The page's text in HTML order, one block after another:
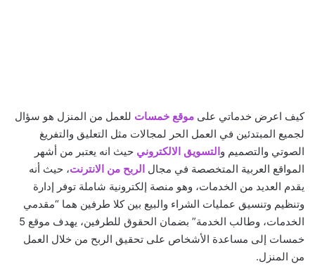
كيف اعرض خدماتي على موقع خمسات للعمل من المنزل هو سؤال
لجميع المبتدئين في العمل الحر لمجالات مثل التعليق والتفريغ
الصوتي والتصميم والتسويق الالكتروني حيث انه يعتبر من أشهر
المواقع العربية المتخصصة في مجال الربح من الانترنت، حيث أنه
يقدم العديد من الخدمات، وهو منصة إلكترونية شاملة توفر إدارة
وتنظيم وتنسيق عمليات الشراء والبيع بين كلا طرفين هما “مقدمي
الخدمات، وطالب الخدمة” بضمان الحقوق للطرفين، يهدف موقع 5
خمسات إلى مساعدة الأشخاص على تحقيق الربح من خلال العمل
من المنزل.